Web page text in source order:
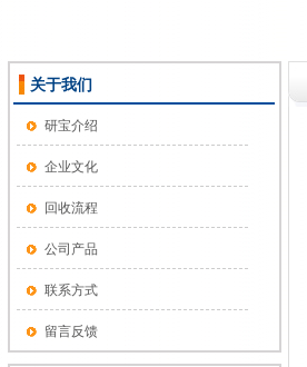
关于我们
研宝介绍
企业文化
回收流程
公司产品
联系方式
留言反馈